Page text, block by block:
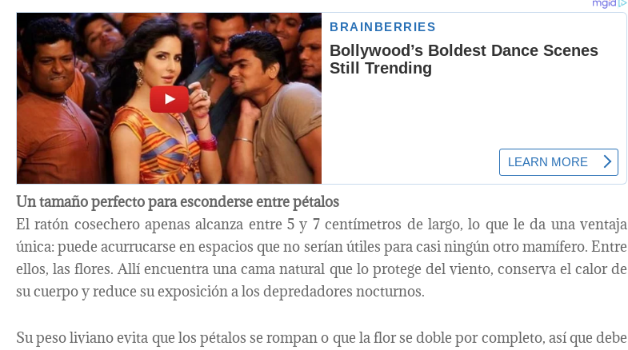
Un tamaño perfecto para esconderse entre pétalos
El ratón cosechero apenas alcanza entre 5 y 7 centímetros de largo, lo que le da una ventaja
única: puede acurrucarse en espacios que no serían útiles para casi ningún otro mamífero. Entre
ellos, las flores. Allí encuentra una cama natural que lo protege del viento, conserva el calor de
su cuerpo y reduce su exposición a los depredadores nocturnos.
Su peso liviano evita que los pétalos se rompan o que la flor se doble por completo, así que debe